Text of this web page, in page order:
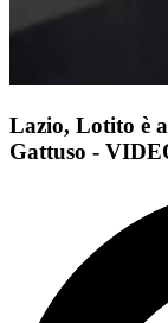
Lazio, Lotito è
Gattuso -